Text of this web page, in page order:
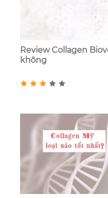
Review Collagen
không